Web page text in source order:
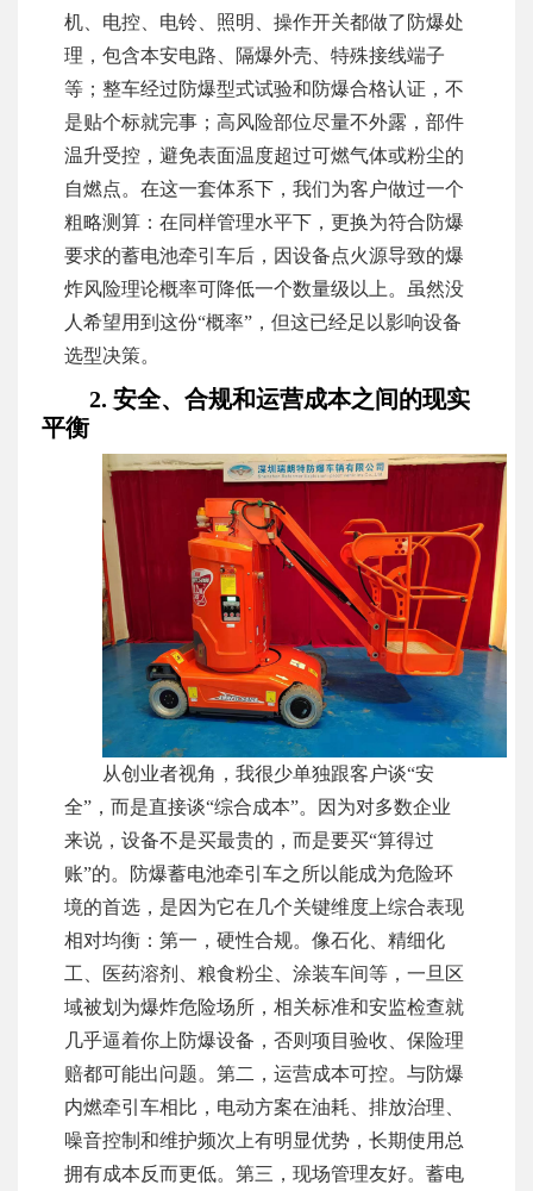
机、电控、电铃、照明、操作开关都做了防爆处
理，包含本安电路、隔爆外壳、特殊接线端子
等；整车经过防爆型式试验和防爆合格认证，不
是贴个标就完事；高风险部位尽量不外露，部件
温升受控，避免表面温度超过可燃气体或粉尘的
自燃点。在这一套体系下，我们为客户做过一个
粗略测算：在同样管理水平下，更换为符合防爆
要求的蓄电池牵引车后，因设备点火源导致的爆
炸风险理论概率可降低一个数量级以上。虽然没
人希望用到这份“概率”，但这已经足以影响设备
选型决策。
2. 安全、合规和运营成本之间的现实
平衡
从创业者视角，我很少单独跟客户谈“安
全”，而是直接谈“综合成本”。因为对多数企业
来说，设备不是买最贵的，而是要买“算得过
账”的。防爆蓄电池牵引车之所以能成为危险环
境的首选，是因为它在几个关键维度上综合表现
相对均衡：第一，硬性合规。像石化、精细化
工、医药溶剂、粮食粉尘、涂装车间等，一旦区
域被划为爆炸危险场所，相关标准和安监检查就
几乎逼着你上防爆设备，否则项目验收、保险理
赔都可能出问题。第二，运营成本可控。与防爆
内燃牵引车相比，电动方案在油耗、排放治理、
噪音控制和维护频次上有明显优势，长期使用总
拥有成本反而更低。第三，现场管理友好。蓄电